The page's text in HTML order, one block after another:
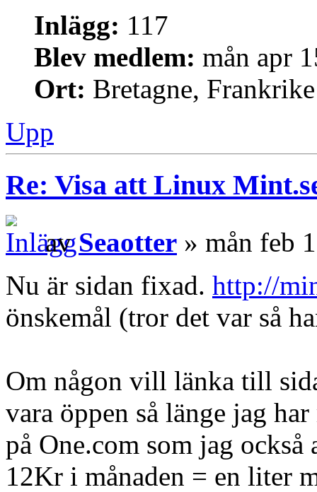
Inlägg: 117
Blev medlem: mån apr
Ort: Bretagne, Frankrike
Upp
Re: Visa att Linux
avSeaotter » mån feb
Nu är sidan fixad. http://
önskemål (tror det var så
Om någon vill länka till
vara öppen så länge jag
på One.com som jag
12Kr i månaden = en liter